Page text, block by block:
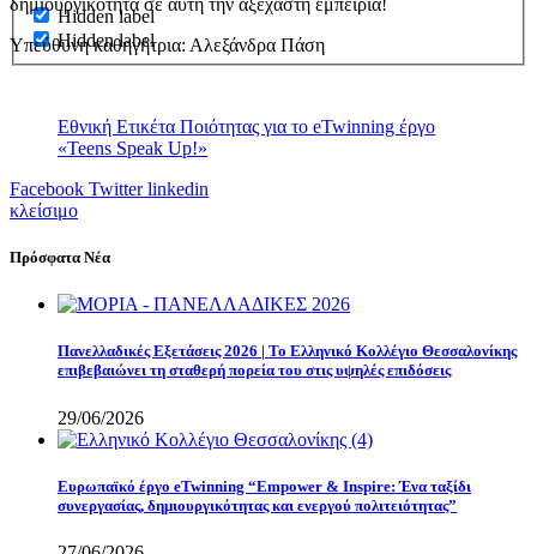
Hidden label
Hidden label
δημιουργικότητα σε αυτή την αξέχαστη εμπειρία!
Υπεύθυνη καθηγήτρια: Αλεξάνδρα Πάση
Εθνική Ετικέτα Ποιότητας για το eTwinning έργο
«Teens Speak Up!»
Facebook Twitter linkedin
κλείσιμο
Πρόσφατα Νέα
Πανελλαδικές Εξετάσεις 2026 | Το Ελληνικό Κολλέγιο Θεσσαλονίκης
επιβεβαιώνει τη σταθερή πορεία του στις υψηλές επιδόσεις
29/06/2026
Eυρωπαϊκό έργο eTwinning “Empower & Inspire: Ένα ταξίδι
συνεργασίας, δημιουργικότητας και ενεργού πολιτειότητας”